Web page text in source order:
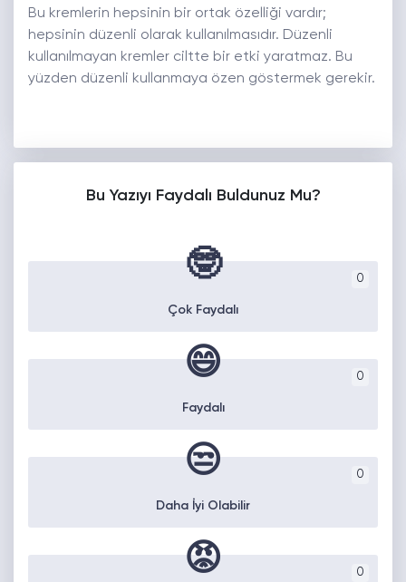
Bu kremlerin hepsinin bir ortak özelliği vardır;
hepsinin düzenli olarak kullanılmasıdır. Düzenli
kullanılmayan kremler ciltte bir etki yaratmaz. Bu
yüzden düzenli kullanmaya özen göstermek gerekir.
Bu Yazıyı Faydalı Buldunuz Mu?
0
🤓
Çok Faydalı
0
😄
Faydalı
0
😒
Daha İyi Olabilir
0
😡